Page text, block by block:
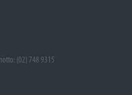
(02) 748 9315